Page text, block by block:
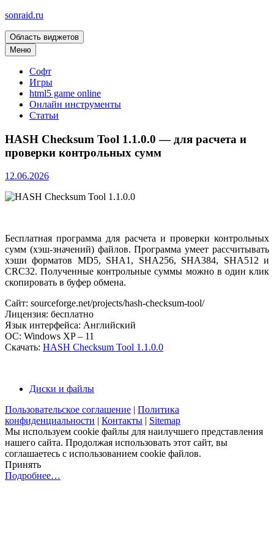
sonraid.ru
Скачивай программы, мини игры
Область виджетов
Меню
Софт
Игры
html5 game online
Онлайн инструменты
Статьи
HASH Checksum Tool 1.1.0.0 — для расчета и
проверки контрольных сумм
12.06.2026
Бесплатная программа для расчета и проверки контрольных
сумм (хэш-значений) файлов. Программа умеет рассчитывать
хэши форматов MD5, SHA1, SHA256, SHA384, SHA512 и
CRC32. Полученные контрольные суммы можно в один клик
скопировать в буфер обмена.
Сайт: sourceforge.net/projects/hash-checksum-tool/
Лицензия: бесплатно
Язык интерфейса: Английский
ОС: Windows XP – 11
Скачать: HASH Checksum Tool 1.1.0.0
Диски и файлы
Пользовательское соглашение | Политика
конфиденциальности | Контакты | Sitemap
Мы используем cookie файлы для наилучшего представления
нашего сайта. Продолжая использовать этот сайт, вы
соглашаетесь с использованием cookie файлов.
Принять
Подробнее…